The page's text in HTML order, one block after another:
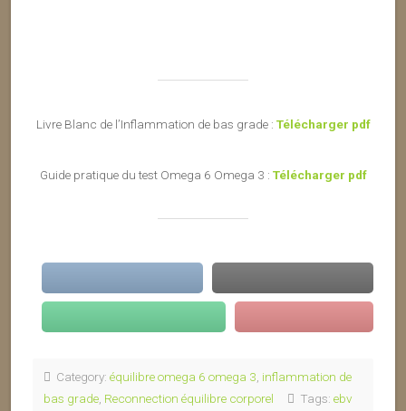
Livre Blanc de l’Inflammation de bas grade : Télécharger pdf
Guide pratique du test Omega 6 Omega 3 : Télécharger pdf
Category: équilibre omega 6 omega 3 inflammation de
bas grade Reconnection équilibre corporel Tags: ebv